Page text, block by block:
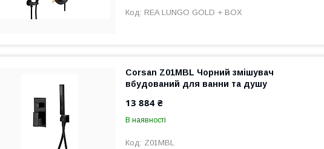
REA LUNGO GOLD + BOX
Corsan Z01MBL Чорний змішувач
вбудований для ванни та душу
13 884 ₴
В наявності
Z01MBL